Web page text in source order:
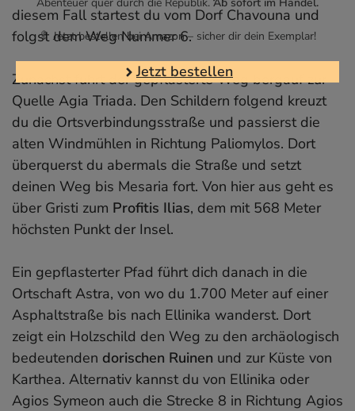
diesem Fall startest du vom Dorf Chavouna und
folgst dem Weg Nummer 6.
Zunächst führt der gepflasterte Weg bergauf zur
Quelle Agia Triada. Den Schildern folgend kreuzt
du die Ortsverbindungsstraße und passierst die
alten Windmühlen in Richtung Paliomylos. Dort
überquerst du abermals die Straße und setzt
deinen Weg bis Mesaria fort. Von hier aus geht es
über Gristi zum Profitis Ilias, dem mit 568 Meter
höchsten Punkt der Insel.
Ein gepflasterter Pfad führt dich danach in die
Ortschaft Astra, von wo du 1.700 Meter auf einer
Asphaltstraße bis nach Ellinika wanderst. Dort
zeigt ein Holzschild den Weg zu den archäologisch
bedeutenden dorischen Ruinen und zur Küste von
Karthea. Alternativ kannst du von Ellinika oder
Agios Symeon auch die Strecke 8 in Richtung Agios
🔖 Jetzt bestellen bei Amazon – sicher dir dein Exemplar!
Jetzt bestellen